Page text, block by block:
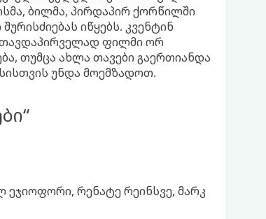
ბილმა, პირდაპირ ქორწილში
იწყებს. კვენტინ
ფილმი ორ
თუმცა ახლა თავები გაერთიანდა
უნდა მოემზადოთ.
ეჯიოფორი, რენატე რეინსვე, მარკ